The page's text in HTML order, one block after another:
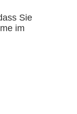
Sie
im